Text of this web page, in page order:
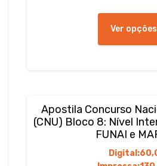
Ver opções
Apostila Concurso
(CNU) Bloco 8: Nível
FUNAI e
Digital: